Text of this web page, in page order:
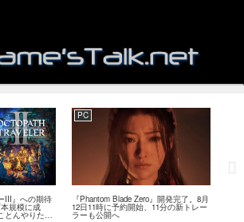
III』への期待
規模に成
とんやりた
PC
『Phantom Blade Zero』開発完了。8月
12日11時に予約開始、11分の新トレー
ラーも公開へ